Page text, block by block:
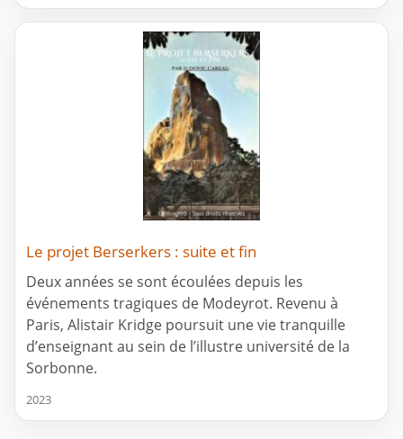
Le projet Berserkers : suite et fin
Deux années se sont écoulées depuis les
événements tragiques de Modeyrot. Revenu à
Paris, Alistair Kridge poursuit une vie tranquille
d’enseignant au sein de l’illustre université de la
Sorbonne.
2023